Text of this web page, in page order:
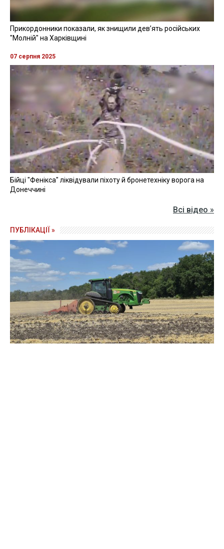
Прикордонники показали, як знищили девʼять російських
"Молній" на Харківщині
07 серпня 2025
Бійці "Фенікса" ліквідували піхоту й бронетехніку ворога на
Донеччині
Всі відео »
ПУБЛІКАЦІЇ »